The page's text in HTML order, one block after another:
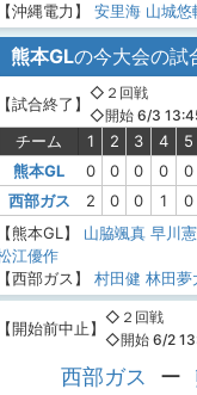
【沖縄電力】
安里海 山城悠
熊本GLの今大会の試
【試合終了】
◇２回戦
◇開始 6/3
チーム 1 2 3 4 5
熊本GL
0 0 0 0 0
西部ガス
2 0 0 1 0
【熊本GL】
山脇颯真 早川
江優作
【西部ガス】
村田健 林田夢
【開始前中止】
◇２回戦
◇開始 6/2
西部ガス ー